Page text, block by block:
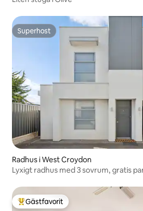
Superhost
Superhost
Radhus i West Croydon
Lyxigt radhus med 3 sovrum, gratis
Populär gästfavorit
Gästfavorit